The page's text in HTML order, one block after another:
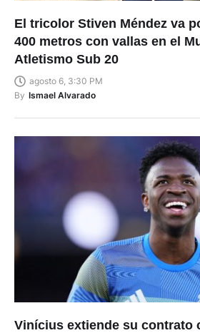
El tricolor Stiven Méndez va
400 metros con vallas en el
Atletismo Sub 20
agosto 6, 3:30 PM
By Ismael Alvarado
Vinícius extiende su contrato